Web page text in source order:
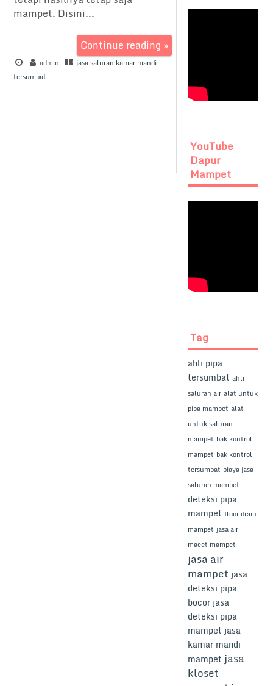
mampet. Disini...
Continue reading »
admin
jasa saluran kamar mandi
tersumbat
YouTube
Dapur
Mampet
Tag
ahli pipa
tersumbat ahli
saluran air alat untuk
pipa mampet alat
untuk saluran
mampet bak kontrol
mampet bak kontrol
tersumbat biaya jasa
saluran mampet
deteksi pipa
mampet floor drain
mampet jasa air
macet mampet
jasa air
mampet jasa
deteksi pipa
bocor jasa
deteksi pipa
mampet jasa
kamar mandi
mampet jasa
kloset